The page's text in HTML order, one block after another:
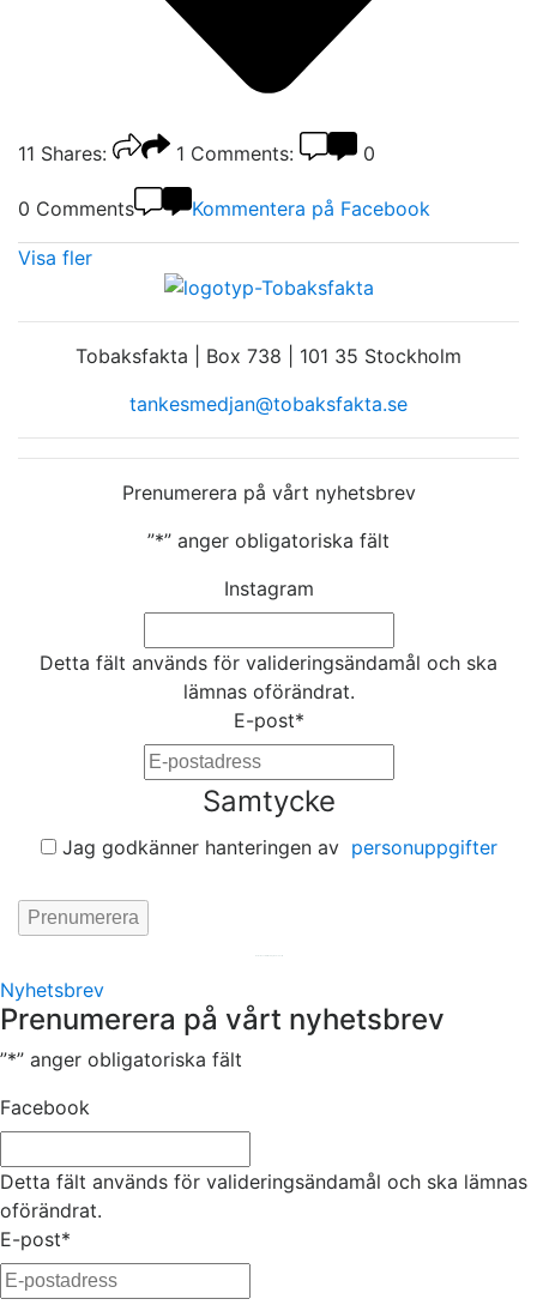
11 Shares: 1 Comments: 0
0 Comments Kommentera på Facebook
Visa fler
Tobaksfakta | Box 738 | 101 35 Stockholm
tankesmedjan@tobaksfakta.se
Prenumerera på vårt nyhetsbrev
”*” anger obligatoriska fält
Instagram
Detta fält används för valideringsändamål och ska
lämnas oförändrat.
E-post*
Samtycke
Jag godkänner hanteringen av personuppgifter
Nyhetsbrev
Prenumerera på vårt nyhetsbrev
”*” anger obligatoriska fält
Facebook
Detta fält används för valideringsändamål och ska lämnas
oförändrat.
E-post*